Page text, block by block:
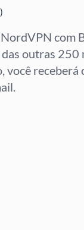
)
com
outras 250
você receberá